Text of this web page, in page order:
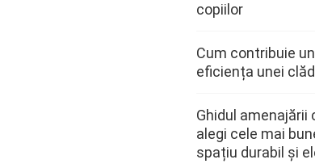
copiilor
Cum contribuie
eficiența unei
Ghidul amenajării
alegi cele mai
spațiu durabil și